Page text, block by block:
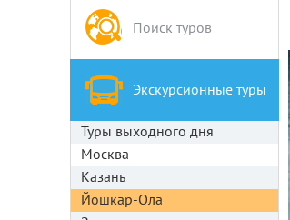
Поиск туров
Экскурсионные туры
Туры выходного дня
Москва
Казань
Йошкар-Ола